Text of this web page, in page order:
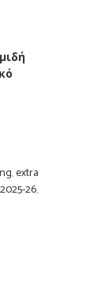
extra
26